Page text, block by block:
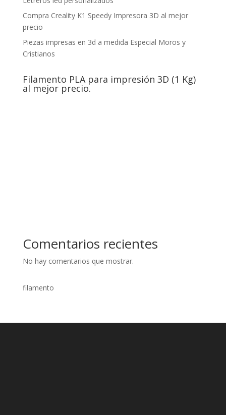
Compra Creality K1 Speedy Impresora 3D al mejor
precio
Piezas impresas en 3d a medida Especial Moros y
Cristianos
Filamento PLA para impresión 3D (1 Kg)
al mejor precio.
Comentarios recientes
No hay comentarios que mostrar.
filamento